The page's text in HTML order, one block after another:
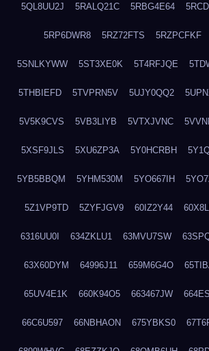
5QL8UU2J 5RALQ21C 5RBG4E64
5RP6DWR8 5RZ72FTS 5RZPCFKF
5SNLKYWW 5ST3XE0K 5T4RFJQE
5THBIEFD 5TVPRN5V 5UJY0QQ2
5V5K9CVS 5VB3LIYB 5VTXJVNC
5XSF9JLS 5XU6ZP3A 5Y0HCRBH
5YB5BBQM 5YHM530M 5YO667IH
5Z1VP9TD 5ZYFJGV9 60IZ2Y44
6316UU0I 634ZKLU1 63MVU7SW
63X60DYM 64996J11 659M6G4O
65UV4E1K 660K94O5 663467JW
66C6U597 66NBHAON 675YBKS0